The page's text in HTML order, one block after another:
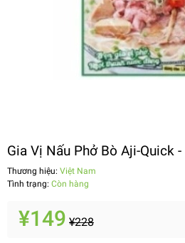
Gia Vị Nấu Phở Bò Aji-Quick
Thương hiệu: Việt Nam
Tình trạng: Còn hàng
¥149 ¥228